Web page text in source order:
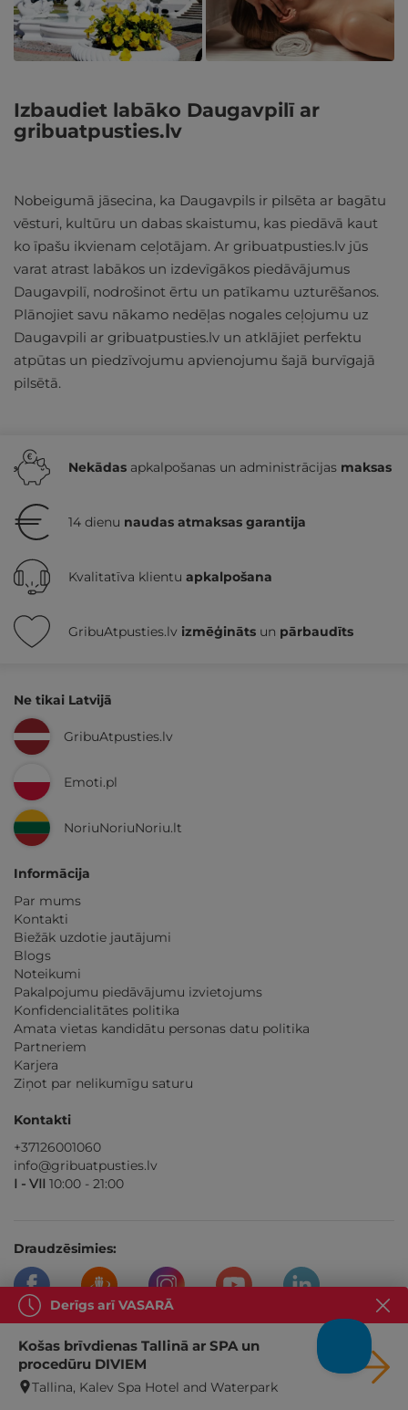
Izbaudiet labāko Daugavpilī ar
gribuatpusties.lv
Nobeigumā jāsecina, ka Daugavpils ir pilsēta ar bagātu
vēsturi, kultūru un dabas skaistumu, kas piedāvā kaut
ko īpašu ikvienam ceļotājam. Ar gribuatpusties.lv jūs
varat atrast labākos un izdevīgākos piedāvājumus
Daugavpilī, nodrošinot ērtu un patīkamu uzturēšanos.
Plānojiet savu nākamo nedēļas nogales ceļojumu uz
Daugavpili ar gribuatpusties.lv un atklājiet perfektu
atpūtas un piedzīvojumu apvienojumu šajā burvīgajā
pilsētā.
Nekādas apkalpošanas un administrācijas maksas
14 dienu naudas atmaksas garantija
Kvalitatīva klientu apkalpošana
GribuAtpusties.lv izmēģināts un pārbaudīts
Ne tikai Latvijā
GribuAtpusties.lv
Emoti.pl
NoriuNoriuNoriu.lt
Informācija
Par mums
Kontakti
Biežāk uzdotie jautājumi
Blogs
Noteikumi
Pakalpojumu piedāvājumu izvietojums
Konfidencialitātes politika
Amata vietas kandidātu personas datu politika
Partneriem
Karjera
Ziņot par nelikumīgu saturu
Kontakti
+37126001060
info@gribuatpusties.lv
I - VII 10:00 - 21:00
Draudzēsimies:
Mūsu partneri
Asociacija Skrisk oro balionu
Derīgs arī VASARĀ
Košas brīvdienas Tallinā ar SPA un
procedūru DIVIEM
Tallina, Kalev Spa Hotel and Waterpark